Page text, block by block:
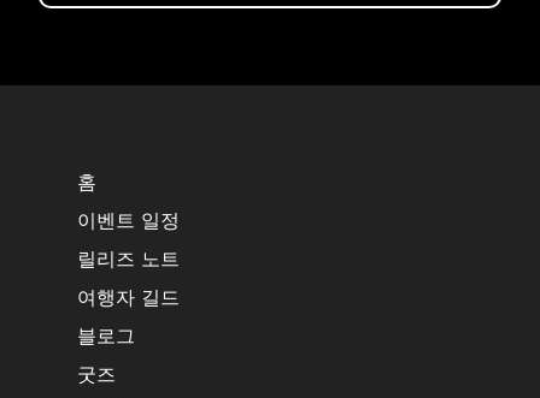
홈
이벤트 일정
릴리즈 노트
여행자 길드
블로그
굿즈